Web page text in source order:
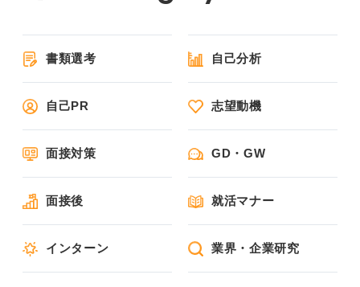
書類選考 自己分析
自己PR 志望動機
面接対策 GD・GW
面接後 就活マナー
インターン 業界・企業研究